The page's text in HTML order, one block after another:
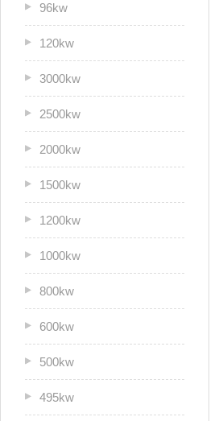
96kw
120kw
3000kw
2500kw
2000kw
1500kw
1200kw
1000kw
800kw
600kw
500kw
495kw